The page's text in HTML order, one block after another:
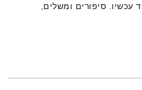
סיפורים ומשלים,